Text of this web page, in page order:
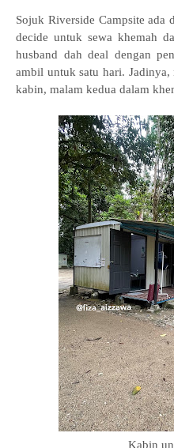
Sojuk Riverside Campsite
decide untuk sewa khemah
husband dah deal dengan
ambil untuk satu hari.
kabin, malam kedua dalam
Kabin